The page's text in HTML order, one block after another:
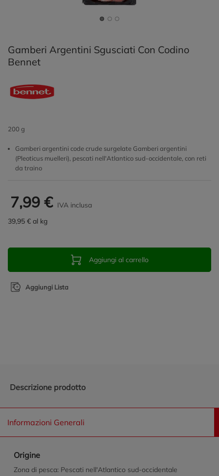
Gamberi Argentini Sgusciati Con Codino
Bennet
200 g
Gamberi argentini code crude surgelate Gamberi argentini
(Pleoticus muelleri), pescati nell'Atlantico sud-occidentale, con reti
da traino
7,99 € IVA inclusa
39,95 € al kg
Aggiungi al carrello
Aggiungi Lista
Descrizione prodotto
Informazioni Generali
Origine
Zona di pesca: Pescati nell'Atlantico sud-occidentale